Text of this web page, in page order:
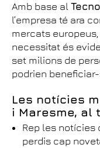
Amb base al
l’empresa té ara
mercats
necessitat és
set milions de
podrien
Les notícies
i Maresme, al
Rep les notícies
perdis cap